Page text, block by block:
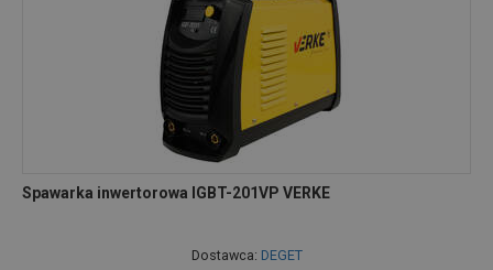
Spawarka inwertorowa IGBT-201VP VERKE
Dostawca: DEGET